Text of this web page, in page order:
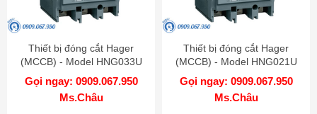
Thiết bị đóng cắt Hager
(MCCB) - Model HNG033U
Gọi ngay: 0909.067.950
Ms.Châu
Thiết bị đóng cắt Hager
(MCCB) - Model HNG021U
Gọi ngay: 0909.067.950
Ms.Châu